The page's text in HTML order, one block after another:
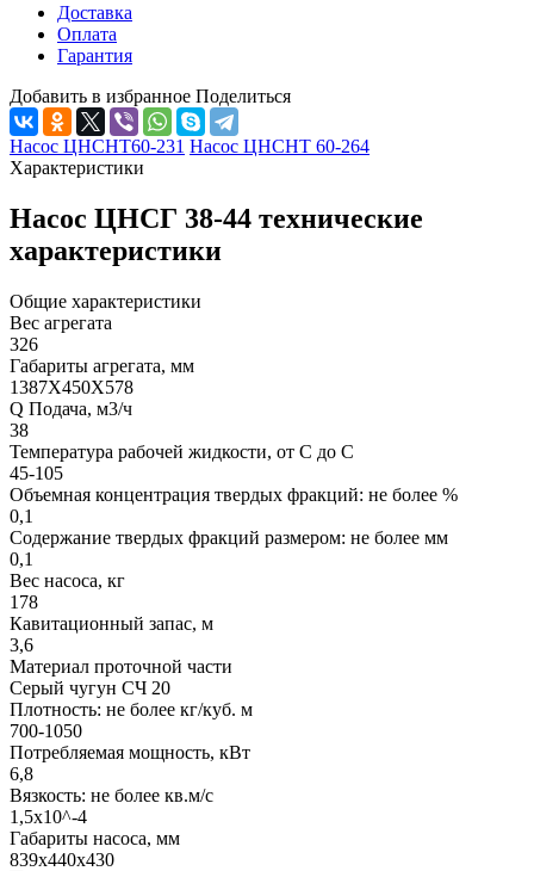
Доставка
Оплата
Гарантия
Добавить в избранное Поделиться
Насос ЦНСНТ60-231 Насос ЦНСНТ 60-264
Характеристики
Насос ЦНСГ 38-44 технические
характеристики
Общие характеристики
Вес агрегата
326
Габариты агрегата, мм
1387Х450Х578
Q Подача, м3/ч
38
Температура рабочей жидкости, от С до С
45-105
Объемная концентрация твердых фракций: не более %
0,1
Содержание твердых фракций размером: не более мм
0,1
Вес насоса, кг
178
Кавитационный запас, м
3,6
Материал проточной части
Серый чугун СЧ 20
Плотность: не более кг/куб. м
700-1050
Потребляемая мощность, кВт
6,8
Вязкость: не более кв.м/с
1,5х10^-4
Габариты насоса, мм
839х440х430